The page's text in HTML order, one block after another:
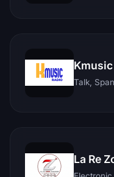
Talk,
La Re